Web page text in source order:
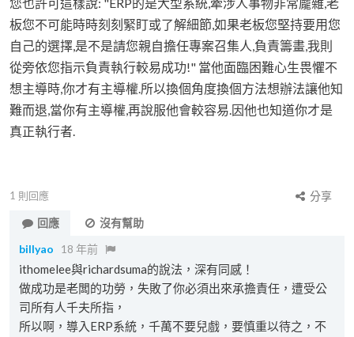
板您不可能時時刻刻緊盯或了解細節,如果老板您堅持要用您
自己的選擇,是不是請您親自擔任專案召集人,負責籌畫,我則
從旁依您指示負責執行較易成功!" 當他面臨困難心生畏懼不
想主導時,你才有主導權.所以換個角度換個方法想辦法讓他知
難而退,當你有主導權,再說服他會較容易.因他也知道你才是
真正執行者.
1 則回應
分享
回應
沒有幫助
billyao
18 年前
ithomelee與richardsuma的說法，深有同感！
做成功是老闆的功勞，失敗了你必須出來承擔責任，遭受公
司所有人千夫所指，
所以啊，導入ERP系統，千萬不要兒戲，要慎重以待之，不